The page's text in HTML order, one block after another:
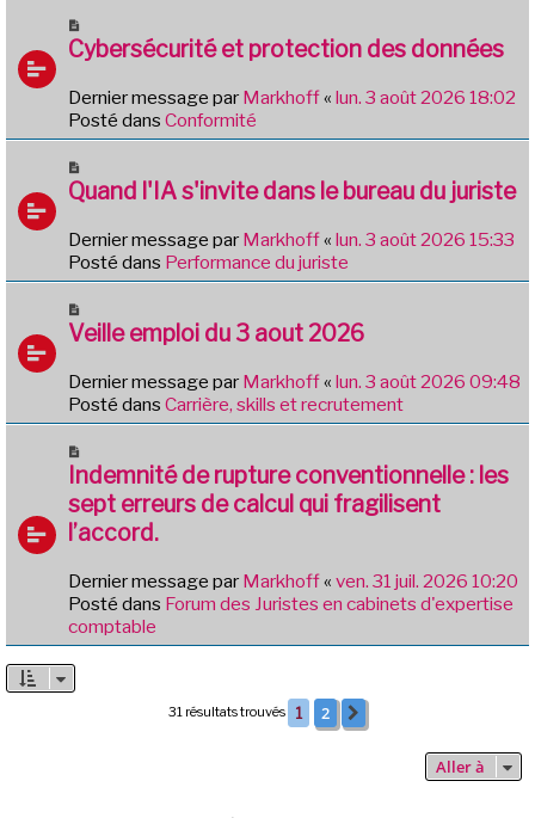
s
a
g
e
o
u
v
e
a
m
e
s
a
Cybersécurité et protection des données
Dernier message par Markhoff« lun. 3 août 2026 18:02
Posté dans Conformité
o
u
v
e
a
m
e
s
a
Quand l'IA s'invite dans le bureau du juriste
Dernier message par Markhoff« lun. 3 août 2026 15:33
Posté dans Performance du juriste
o
v
e
a
m
e
s
s
g
e
Veille emploi du 3 aout 2026
Dernier message par Markhoff« lun. 3 août 2026 09:48
Posté dans Carrière, skills et recrutement
o
u
v
e
u
m
e
s
Indemnité de rupture conventionnelle : les
sept erreurs de calcul qui fragilisent
l’accord.
Dernier message par Markhoff« ven. 31 juil. 2026 10:20
Posté dans Forum des Juristes en cabinets d'expertise
comptable
31 résultats trouvés 1 2
Aller à